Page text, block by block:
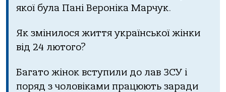
якої була Пані Вероніка Марчук.
Як змінилося життя української жінки
від 24 лютого?
Багато жінок вступили до лав ЗСУ і
поряд з чоловіками працюють заради